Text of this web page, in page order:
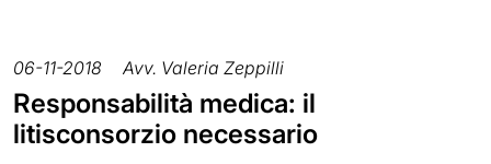
06-11-2018 Avv. Valeria Zeppilli
Responsabilità medica: il
litisconsorzio necessario